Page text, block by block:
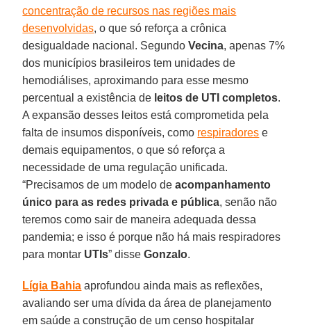
concentração de recursos nas regiões mais
desenvolvidas, o que só reforça a crônica
desigualdade nacional. SegundoVecina, apenas 7%
dos municípios brasileiros tem unidades de
hemodiálises, aproximando para esse mesmo
percentual a existência de leitos de UTI completos.
A expansão desses leitos está comprometida pela
falta de insumos disponíveis, como respiradores e
demais equipamentos, o que só reforça a
necessidade de uma regulação unificada.
“Precisamos de um modelo deacompanhamento
único para as redes privada e pública, senão não
teremos como sair de maneira adequada dessa
pandemia; e isso é porque não há mais respiradores
para montar UTIs” disseGonzalo.
Lígia Bahia aprofundou ainda mais as reflexões,
avaliando ser uma dívida da área de planejamento
em saúde a construção de um censo hospitalar